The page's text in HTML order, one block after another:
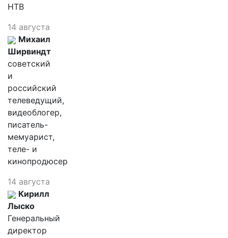
НТВ
14 августа
Михаил
Ширвиндт
советский
и
российский
телеведущий,
видеоблогер,
писатель-
мемуарист,
теле- и
кинопродюсер
14 августа
Кирилл
Лыско
Генеральный
директор